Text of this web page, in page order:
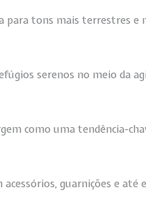
para tons mais terrestres e
serenos no meio da
como uma tendência-
guarnições e até